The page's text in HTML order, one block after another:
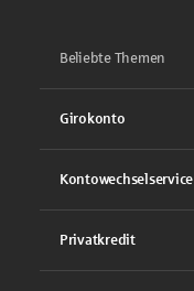
Beliebte Themen
Girokonto
Kontowechselservice
Privatkredit